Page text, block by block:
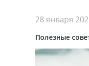
28 января
Полезные